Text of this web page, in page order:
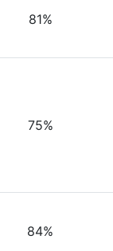
81%
75%
84%